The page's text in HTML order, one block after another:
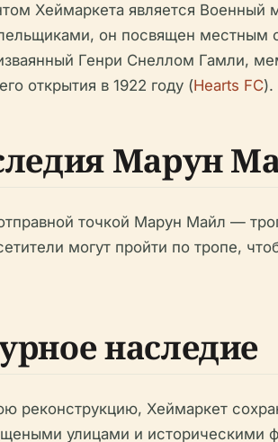
Хеймаркета является
он посвящен
Генри Снеллом Гамли,
открытия в 1922 году (Hearts FC).
Марун
точкой Марун Майл —
могут пройти по тропе,
наследие
реконструкцию, Хеймаркет
улицами и историческими